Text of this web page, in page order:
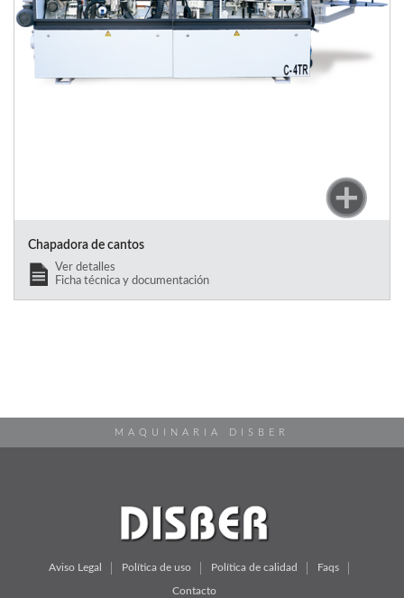
Chapadora de cantos
Ver detalles
Ficha técnica y documentación
MAQUINARIA DISBER
Aviso Legal Política de uso Política de calidad Faqs
Contacto